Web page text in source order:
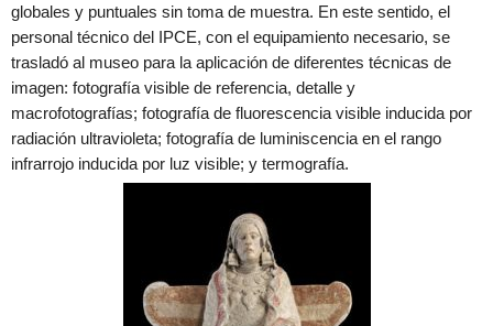
globales y puntuales sin toma de muestra. En este sentido, el
personal técnico del IPCE, con el equipamiento necesario, se
trasladó al museo para la aplicación de diferentes técnicas de
imagen: fotografía visible de referencia, detalle y
macrofotografías; fotografía de fluorescencia visible inducida por
radiación ultravioleta; fotografía de luminiscencia en el rango
infrarrojo inducida por luz visible; y termografía.